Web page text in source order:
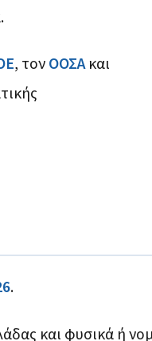
, τονΟΟΣΑκαι
.
και φυσικά ή